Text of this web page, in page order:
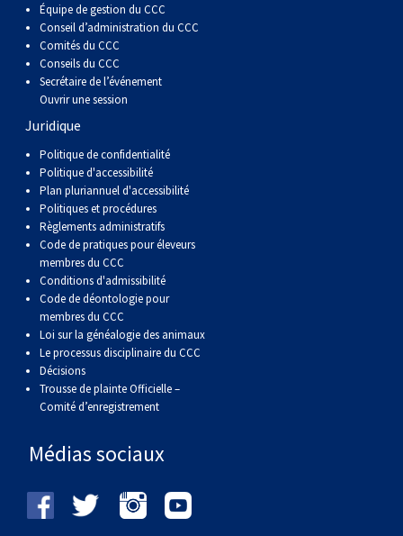
Équipe de gestion du CCC
Conseil d’administration du CCC
Comités du CCC
Conseils du CCC
Secrétaire de l’événement
Ouvrir une session
Juridique
Politique de confidentialité
Politique d'accessibilité
Plan pluriannuel d'accessibilité
Politiques et procédures
Règlements administratifs
Code de pratiques pour éleveurs
membres du CCC
Conditions d'admissibilité
Code de déontologie pour
membres du CCC
Loi sur la généalogie des animaux
Le processus disciplinaire du CCC
Décisions
Trousse de plainte Officielle –
Comité d’enregistrement
Médias sociaux